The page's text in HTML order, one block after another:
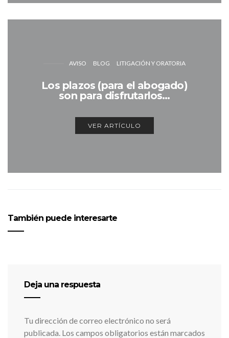
AVISO BLOG LITIGACIÓN Y ORATORIA
Los plazos (para el abogado)
son para disfrutarlos…
VER ARTÍCULO
También puede interesarte
Deja una respuesta
Tu dirección de correo electrónico no será
publicada. Los campos obligatorios están marcados